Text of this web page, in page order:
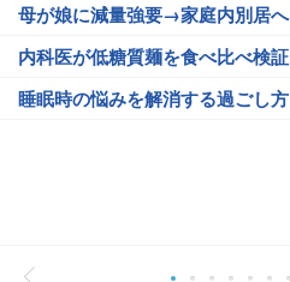
母が娘に減量強要→家庭内別居へ
内科医が低糖質麺を食べ比べ検証
睡眠時の悩みを解消する過ごし方